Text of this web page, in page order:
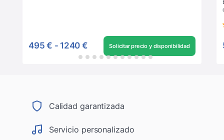
495 € - 1240 € Solicitar precio y disponibilidad
Calidad garantizada
Servicio personalizado